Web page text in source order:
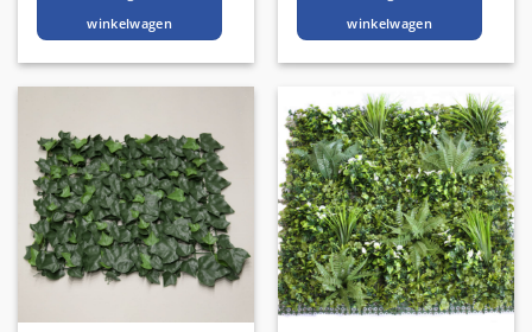
winkelwagen
winkelwagen